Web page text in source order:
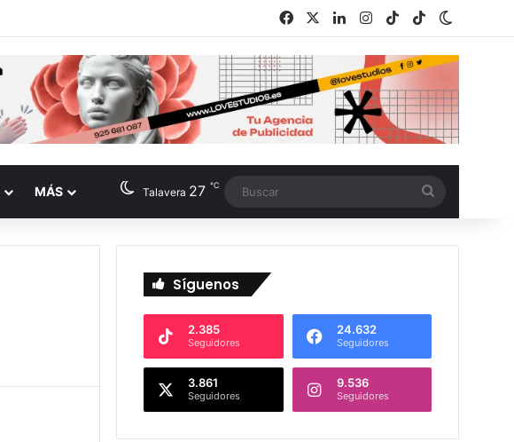
Facebook LinkedInInstagram
TikTokRSS
MÁS Talavera 27 ℃
Síguenos
2.385
Seguidores
24.632
Seguidores
3.861
Seguidores
9.536
Seguidores